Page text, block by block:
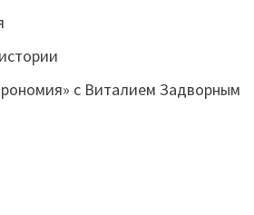
с Виталием Задворным